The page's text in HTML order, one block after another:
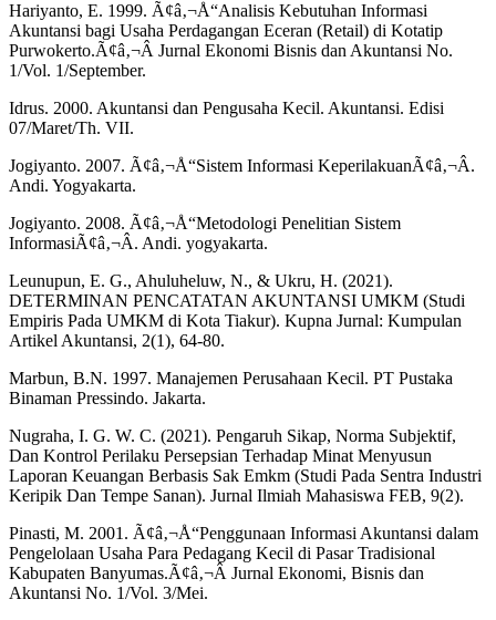
Hariyanto, E. 1999. Ã¢â‚¬Å“Analisis Kebutuhan Informasi
Akuntansi bagi Usaha Perdagangan Eceran (Retail) di Kotatip
Purwokerto.Ã¢â‚¬Â Jurnal Ekonomi Bisnis dan Akuntansi No.
1/Vol. 1/September.
Idrus. 2000. Akuntansi dan Pengusaha Kecil. Akuntansi. Edisi
07/Maret/Th. VII.
Jogiyanto. 2007. Ã¢â‚¬Å“Sistem Informasi KeperilakuanÃ¢â‚¬Â.
Andi. Yogyakarta.
Jogiyanto. 2008. Ã¢â‚¬Å“Metodologi Penelitian Sistem
InformasiÃ¢â‚¬Â. Andi. yogyakarta.
Leunupun, E. G., Ahuluheluw, N., & Ukru, H. (2021).
DETERMINAN PENCATATAN AKUNTANSI UMKM (Studi
Empiris Pada UMKM di Kota Tiakur). Kupna Jurnal: Kumpulan
Artikel Akuntansi, 2(1), 64-80.
Marbun, B.N. 1997. Manajemen Perusahaan Kecil. PT Pustaka
Binaman Pressindo. Jakarta.
Nugraha, I. G. W. C. (2021). Pengaruh Sikap, Norma Subjektif,
Dan Kontrol Perilaku Persepsian Terhadap Minat Menyusun
Laporan Keuangan Berbasis Sak Emkm (Studi Pada Sentra Industri
Keripik Dan Tempe Sanan). Jurnal Ilmiah Mahasiswa FEB, 9(2).
Pinasti, M. 2001. Ã¢â‚¬Å“Penggunaan Informasi Akuntansi dalam
Pengelolaan Usaha Para Pedagang Kecil di Pasar Tradisional
Kabupaten Banyumas.Ã¢â‚¬Â Jurnal Ekonomi, Bisnis dan
Akuntansi No. 1/Vol. 3/Mei.